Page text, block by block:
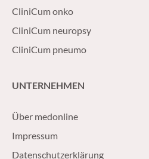
CliniCum onko
CliniCum neuropsy
CliniCum pneumo
UNTERNEHMEN
Über medonline
Impressum
Datenschutzerklärung